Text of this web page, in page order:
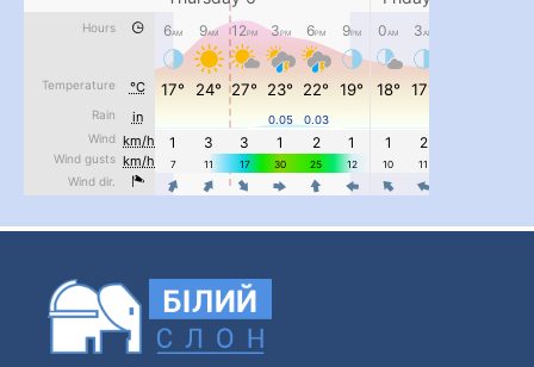
#PipIvanToday...
pimrec_project